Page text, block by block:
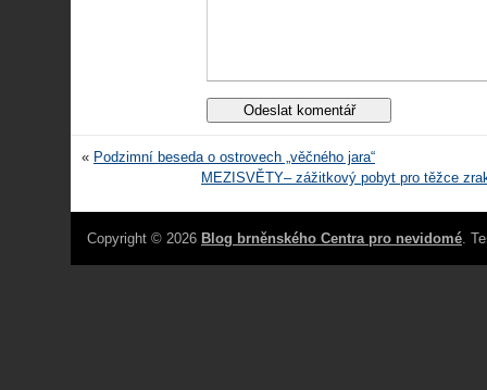
« Podzimní beseda o ostrovech „věčného jara“
MEZISVĚTY– zážitkový pobyt pro těžce
Copyright © 2026 Blog brněnského Centra pro nevidomé.